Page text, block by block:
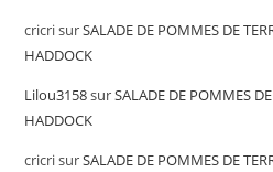
cricrisurSALADE DE POMMES DE
HADDOCK
Lilou3158surSALADE DE POMMES
HADDOCK
cricrisurSALADE DE POMMES DE